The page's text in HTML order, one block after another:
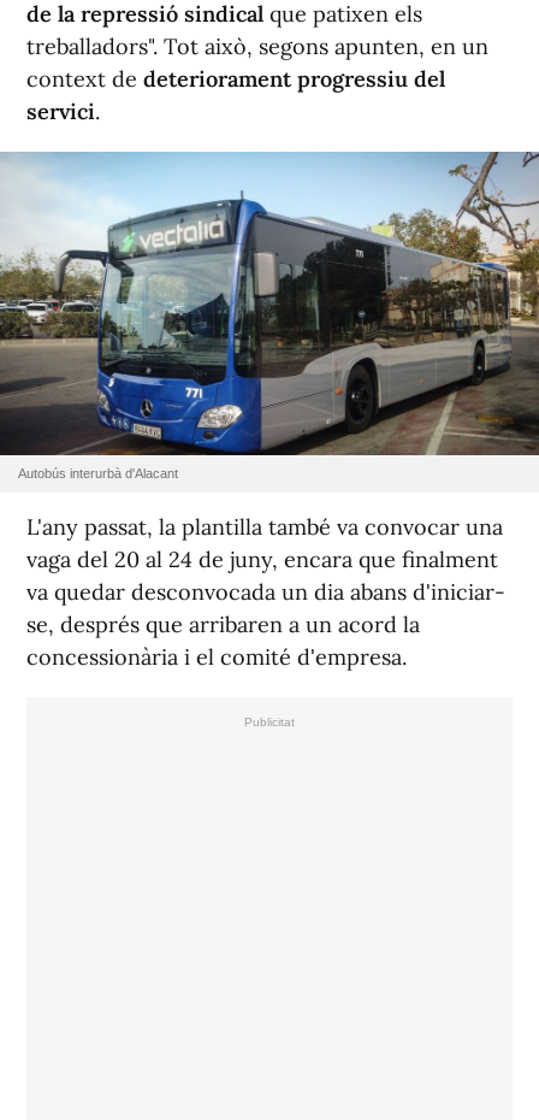
de la repressió sindical que patixen els
treballadors". Tot això, segons apunten, en un
context de deteriorament progressiu del
servici.
Autobús interurbà d'Alacant
L'any passat, la plantilla també va convocar una
vaga del 20 al 24 de juny, encara que finalment
va quedar desconvocada un dia abans d'iniciar-
se, després que arribaren a un acord la
concessionària i el comité d'empresa.